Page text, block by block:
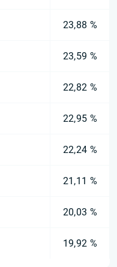
23,88 %
23,59 %
22,82 %
22,95 %
22,24 %
21,11 %
20,03 %
19,92 %